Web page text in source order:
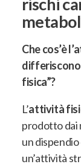
Che cos’è
differiscono
fisica”?
L’attività
prodotto dai
un
un’attività